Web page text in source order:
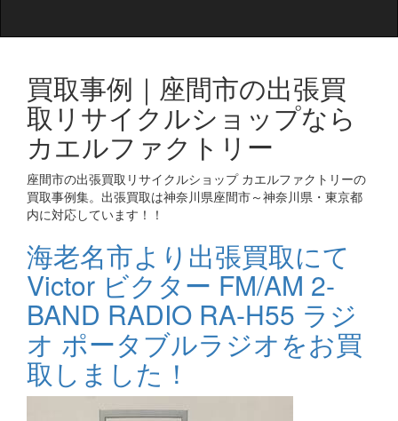
買取事例｜座間市の出張買
取リサイクルショップなら
カエルファクトリー
座間市の出張買取リサイクルショップ カエルファクトリーの
買取事例集。出張買取は神奈川県座間市～神奈川県・東京都
内に対応しています！！
海老名市より出張買取にて
Victor ビクター FM/AM 2-
BAND RADIO RA-H55 ラジ
オ ポータブルラジオをお買
取しました！